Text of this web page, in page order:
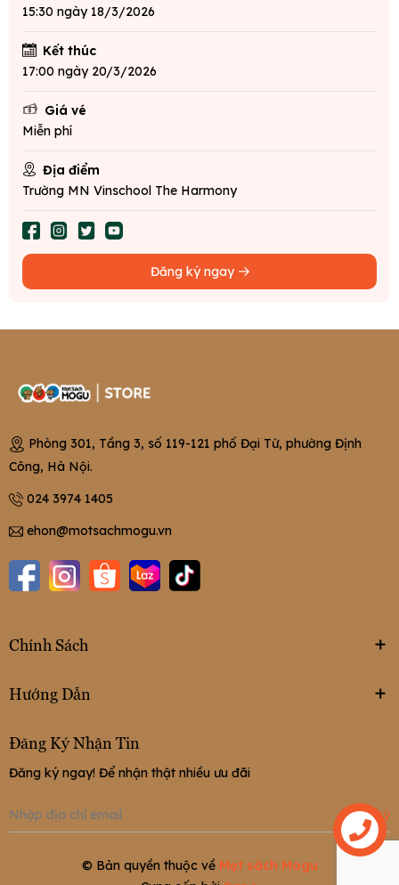
15:30 ngày 18/3/2026
Kết thúc
17:00 ngày 20/3/2026
Giá vé
Miễn phí
Địa điểm
Trường MN Vinschool The Harmony
Đăng ký ngay
Phòng 301, Tầng 3, số 119-121 phố Đại Từ, phường Định
Công, Hà Nội.
024 3974 1405
ehon@motsachmogu.vn
Chính Sách
Hướng Dẫn
Đăng Ký Nhận Tin
Đăng ký ngay! Để nhận thật nhiều ưu đãi
Đăng ký
© Bản quyền thuộc về Mọt sách Mogu
Liên hệ